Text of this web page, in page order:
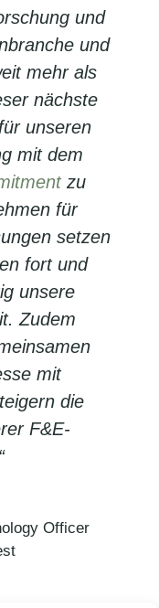
und
und
mehr als
nächste
unseren
mit dem
zu
für
setzen
fort und
unsere
Zudem
mit
die
F&E-
Officer